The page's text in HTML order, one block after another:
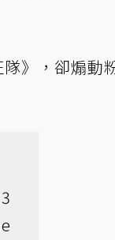
》，卻煽動